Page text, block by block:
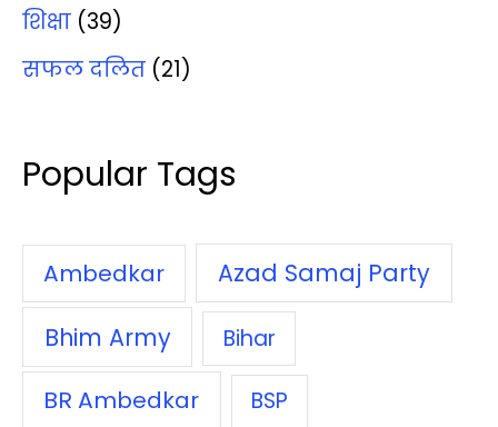
शिक्षा (39)
सफल दलित (21)
Popular Tags
Ambedkar
Azad Samaj Party
Bhim Army
Bihar
BR Ambedkar
BSP